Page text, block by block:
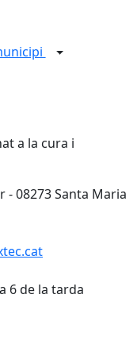
a la cura i
08273 Santa Maria
6 de la tarda